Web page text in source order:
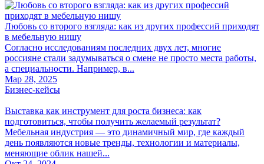
Любовь со второго взгляда: как из других профессий приходят
в мебельную нишу
Согласно исследованиям последних двух лет, многие
россияне стали задумываться о смене не просто места работы,
а специальности. Например, в...
Мар 28, 2025
Бизнес-кейсы
Выставка как инструмент для роста бизнеса: как
подготовиться, чтобы получить желаемый результат?
Мебельная индустрия — это динамичный мир, где каждый
день появляются новые тренды, технологии и материалы,
меняющие облик нашей...